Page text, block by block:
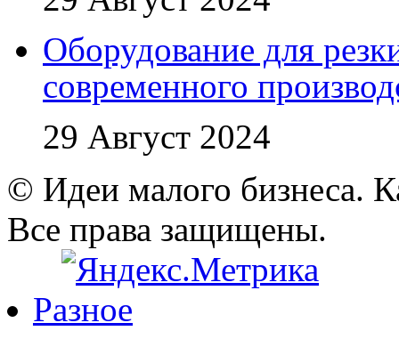
Оборудование для
современного
29 Август 2024
© Идеи малого бизнеса.
Все права защищены.
Разное